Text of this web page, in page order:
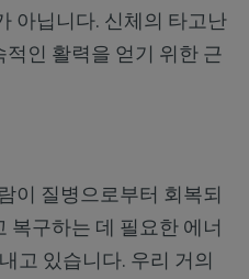
아닙니다. 신체의 타고난
인 활력을 얻기 위한 근
이 질병으로부터 회복되
복구하는 데 필요한 에너
고 있습니다. 우리 거의